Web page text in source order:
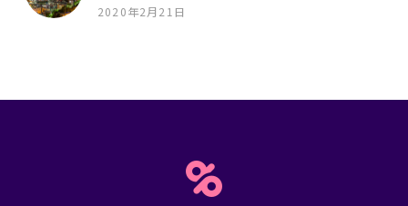
2020年2月21日